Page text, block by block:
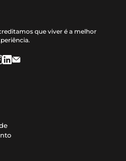
que viver é a melhor